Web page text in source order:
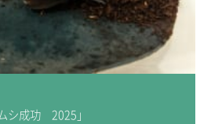
シ成功 2025」